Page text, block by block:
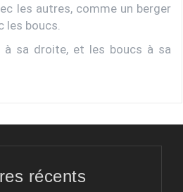
les autres, comme un berger
les boucs.
sa droite, et les boucs à sa
récents